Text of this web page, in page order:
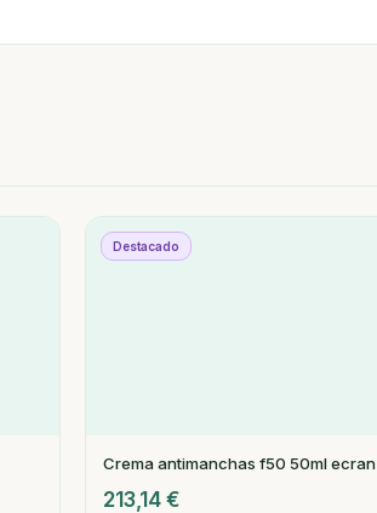
Destacado
Crema antimanchas f50 50ml ecran
213,14 €